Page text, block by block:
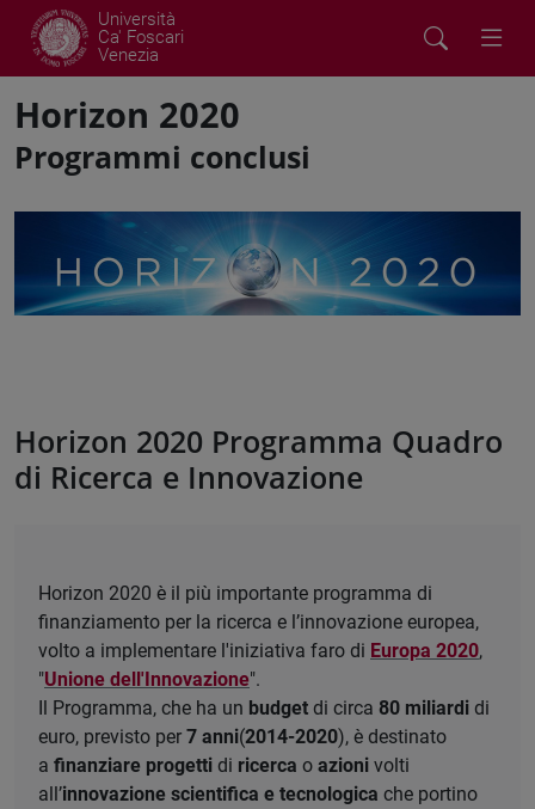
Università
Ca' Foscari
Venezia
Horizon 2020
Programmi conclusi
Horizon 2020 Programma Quadro
di Ricerca e Innovazione
Horizon 2020 è il più importante programma di
finanziamento per la ricerca e l’innovazione europea,
volto a implementare l'iniziativa faro di Europa 2020,
"Unione dell'Innovazione".
Il Programma, che ha un budget di circa 80 miliardi di
euro, previsto per 7 anni(2014-2020), è destinato
a finanziare progetti di ricerca o azioni volti
all’innovazione scientifica e tecnologica che portino